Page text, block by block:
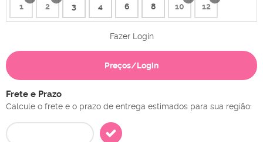
1 2 3 4 6 8 10x 12x
Fazer Login
Preços/Login
Frete e Prazo
Calcule o frete e o prazo de entrega estimados para sua região: